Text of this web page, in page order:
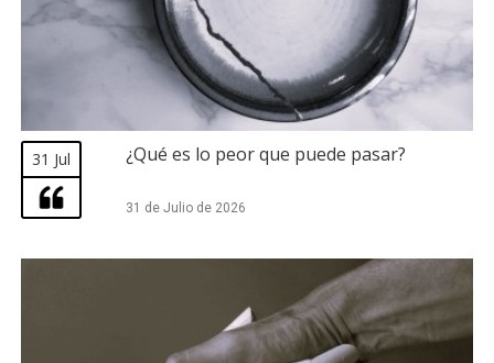
31 Jul ¿Qué es lo peor que puede pasar?
31 de Julio de 2026